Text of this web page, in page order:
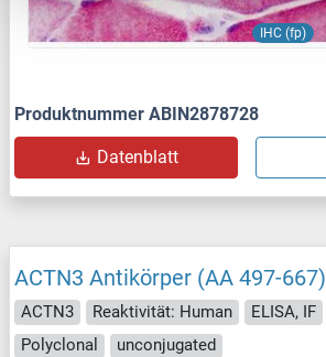
IHC (fp)
Produktnummer ABIN2878728
Datenblatt
ACTN3 Antikörper (AA 497-667)
ACTN3 Reaktivität: Human ELISA, IF
Polyclonal
unconjugated